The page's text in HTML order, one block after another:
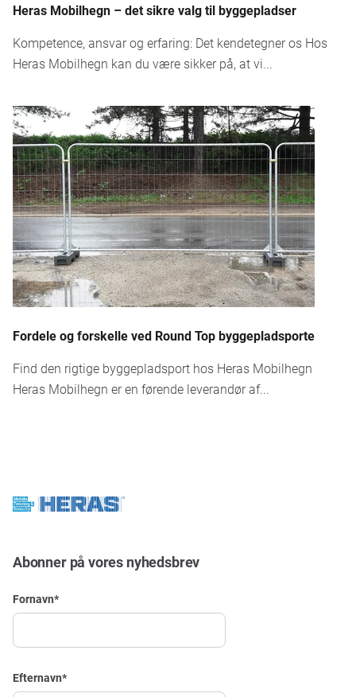
Heras Mobilhegn – det sikre valg til byggepladser
Kompetence, ansvar og erfaring: Det kendetegner os Hos
Heras Mobilhegn kan du være sikker på, at vi...
Fordele og forskelle ved Round Top byggepladsporte
Find den rigtige byggepladsport hos Heras Mobilhegn
Heras Mobilhegn er en førende leverandør af...
Abonner på vores nyhedsbrev
Fornavn*
Efternavn*